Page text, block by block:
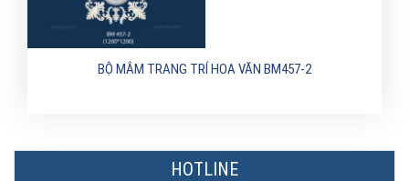
BỘ MÂM TRANG TRÍ HOA VĂN BM457-2
HOTLINE